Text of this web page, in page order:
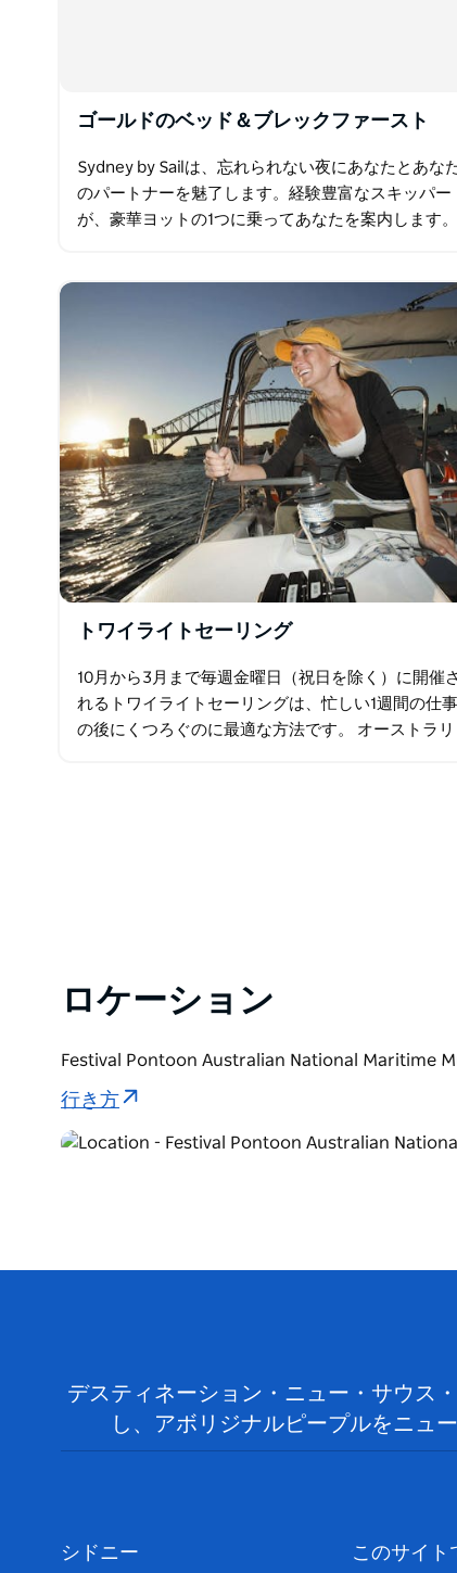
ゴールドのベッド＆ブレックファースト
Sydney by Sailは、忘れられない夜にあなたとあな
のパートナーを魅了します。経験豊富なスキッパー
が、豪華ヨットの1つに乗ってあなたを案内します。
トワイライトセーリング
10月から3月まで毎週金曜日（祝日を除く）に開催さ
れるトワイライトセーリングは、忙しい1週間の仕事
の後にくつろぐのに最適な方法です。 オーストラリ
ロケーション
Festival Pontoon Australian National Maritime
行き方
デスティネーション・ニュー・サウス
し、アボリジナルピープルをニュ
シドニー このサイト